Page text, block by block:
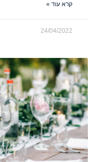
קרא עוד »
24/04/2022